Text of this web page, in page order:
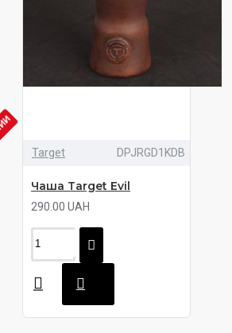
Target DPJRGD1KDB
Чаша Target Evil
290.00 UAH